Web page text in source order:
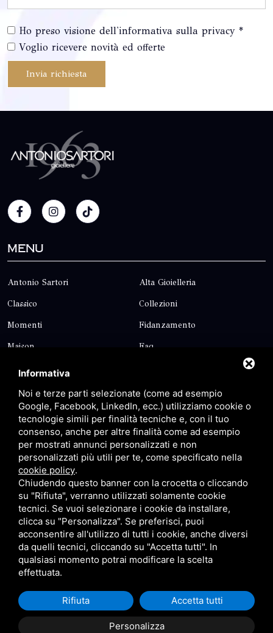
Ho preso visione dell'informativa sulla privacy *
Voglio ricevere novità ed offerte
Invia richiesta
Menu
Antonio Sartori Alta Gioielleria
Classico Collezioni
Momenti Fidanzamento
Maison Faq
Blog
Sitemap Privacy
Contatti
Via Giolitti, 5 - 20025 - Legnano
+39 0331 1542871
+39 334 1291872
info@antoniosartori.com
Whatsapp
P.IVA 09106310965 | Privacy| SitemapQuesto sito è
protetto da Google reCAPTCHA v3,
Terms
Informativa
Noi e terze parti selezionate (come ad esempio
Google, Facebook, LinkedIn, ecc.) utilizziamo cookie o
tecnologie simili per finalità tecniche e, con il tuo
consenso, anche per altre finalità come ad esempio
per mostrati annunci personalizzati e non
personalizzati più utili per te, come specificato nella
cookie policy.
Chiudendo questo banner con la crocetta o cliccando
su "Rifiuta", verranno utilizzati solamente cookie
tecnici. Se vuoi selezionare i cookie da installare,
clicca su "Personalizza". Se preferisci, puoi
acconsentire all'utilizzo di tutti i cookie, anche diversi
da quelli tecnici, cliccando su "Accetta tutti". In
qualsiasi momento potrai modificare la scelta
effettuata.
Personalizza
Rifiuta Accetta tutti